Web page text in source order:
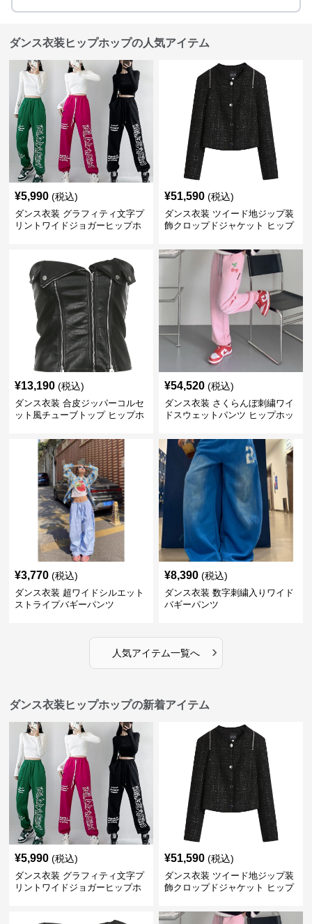
ダンス衣装ヒップホップの人気アイテム
¥5,990 (税込)
ダンス衣装 グラフィティ文字プ
リントワイドジョガーヒップホ
¥51,590 (税込)
ダンス衣装 ツイード地ジップ装
飾クロップドジャケット ヒップ
¥13,190 (税込)
ダンス衣装 合皮ジッパーコルセ
ット風チューブトップ ヒップホ
¥54,520 (税込)
ダンス衣装 さくらんぼ刺繍ワイ
ドスウェットパンツ ヒップホッ
¥3,770 (税込)
ダンス衣装 超ワイドシルエット
ストライプバギーパンツ
¥8,390 (税込)
ダンス衣装 数字刺繍入りワイド
バギーパンツ
人気アイテム一覧へ ›
ダンス衣装ヒップホップの新着アイテム
¥5,990 (税込)
ダンス衣装 グラフィティ文字プ
リントワイドジョガーヒップホ
¥51,590 (税込)
ダンス衣装 ツイード地ジップ装
飾クロップドジャケット ヒップ